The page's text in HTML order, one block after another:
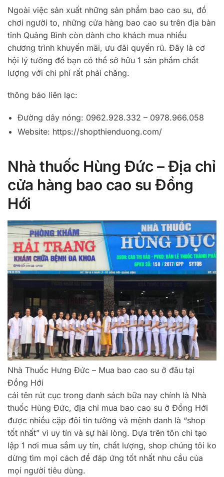
Ngoài việc sản xuất những sản phẩm bao cao su, đồ
chơi người to, những cửa hàng bao cao su trên địa bàn
tỉnh Quảng Bình còn dành cho khách mua nhiều
chương trình khuyến mãi, ưu đãi quyến rũ. Đây là cơ
hội lý tưởng để bạn có thể sở hữu 1 sản phẩm chất
lượng với chi phí rất phải chăng.
thông báo liên lạc:
Đường dây nóng: 0962.928.332 – 0978.966.058
Website: https://shopthienduong.com/
Nhà thuốc Hùng Đức – Địa chỉ
cửa hàng bao cao su Đồng
Hới
Nhà Thuốc Hưng Đức – Mua bao cao su ở đâu tại
Đồng Hới
cái tên rút cục trong danh sách bữa nay chính là Nhà
thuốc Hùng Đức, địa chỉ mua bao cao su ở Đồng Hới
được nhiều cặp đôi tin tưởng và mệnh danh là “shop
tốt nhất” vì uy tín và sự hài lòng. Dựa trên tôn chỉ tạo
lập 1 nơi mua sắm uy tín, chất lượng, shop chúng tôi ko
dừng tìm mọi cách để đáp ứng tốt nhất nhu cầu của
mọi người tiêu dùng.